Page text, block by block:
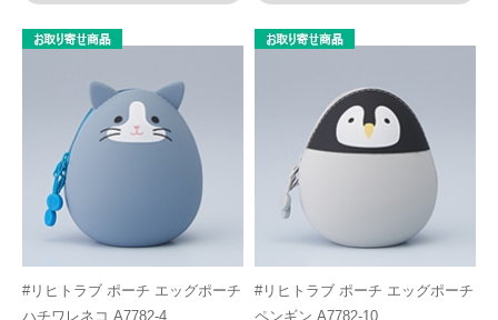
#リヒトラブ ポーチ エッグポーチ
ハチワレネコ A7782-4
#リヒトラブ ポーチ エッグポーチ
ペンギン A7782-10